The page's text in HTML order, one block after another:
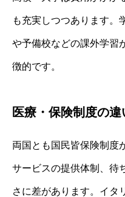
も充実しつつあります。
や予備校などの課外学習
徴的です。
医療・保険制度の違
両国とも国民皆保険制度
サービスの提供体制、待
さに差があります。イタ